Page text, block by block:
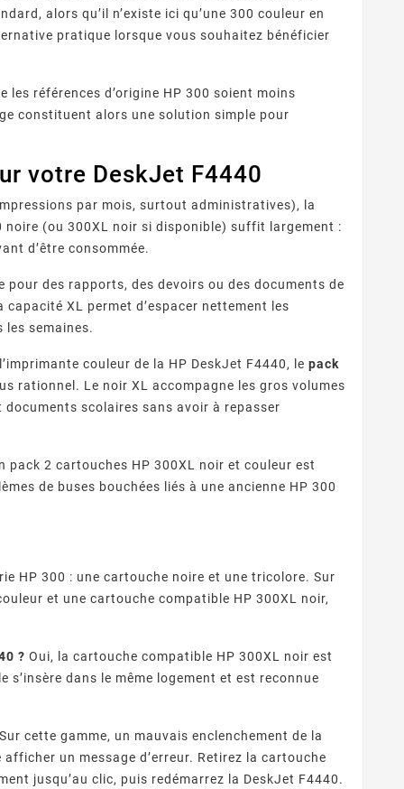
alors qu’il n’existe ici qu’une 300 couleur en
pratique lorsque vous souhaitez bénéficier
les références d’origine HP 300 soient moins
constituent alors une solution simple pour
votre DeskJet F4440
par mois, surtout administratives), la
noire (ou 300XL noir si disponible) suffit largement :
d’être consommée.
des rapports, des devoirs ou des documents de
XL permet d’espacer nettement les
les semaines.
couleur de la HP DeskJet F4440, lepack
rationnel. Le noir XL accompagne les gros volumes
scolaires sans avoir à repasser
pack 2 cartouches HP 300XL noir et couleur est
de buses bouchées liés à une ancienne HP 300
HP 300 : une cartouche noire et une tricolore. Sur
et une cartouche compatible HP 300XL noir,
? Oui, la cartouche compatible HP 300XL noir est
dans le même logement et est reconnue
Sur cette gamme, un mauvais enclenchement de la
un message d’erreur. Retirez la cartouche
jusqu’au clic, puis redémarrez la DeskJet F4440.